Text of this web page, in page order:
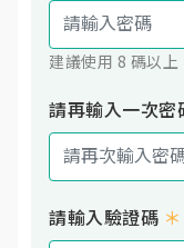
建議使用 8 碼以
請再輸入一次密
請輸入驗證碼 ＊